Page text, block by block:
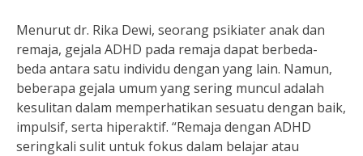
Menurut dr. Rika Dewi, seorang psikiater anak dan
remaja, gejala ADHD pada remaja dapat berbeda-
beda antara satu individu dengan yang lain. Namun,
beberapa gejala umum yang sering muncul adalah
kesulitan dalam memperhatikan sesuatu dengan baik,
impulsif, serta hiperaktif. “Remaja dengan ADHD
seringkali sulit untuk fokus dalam belajar atau